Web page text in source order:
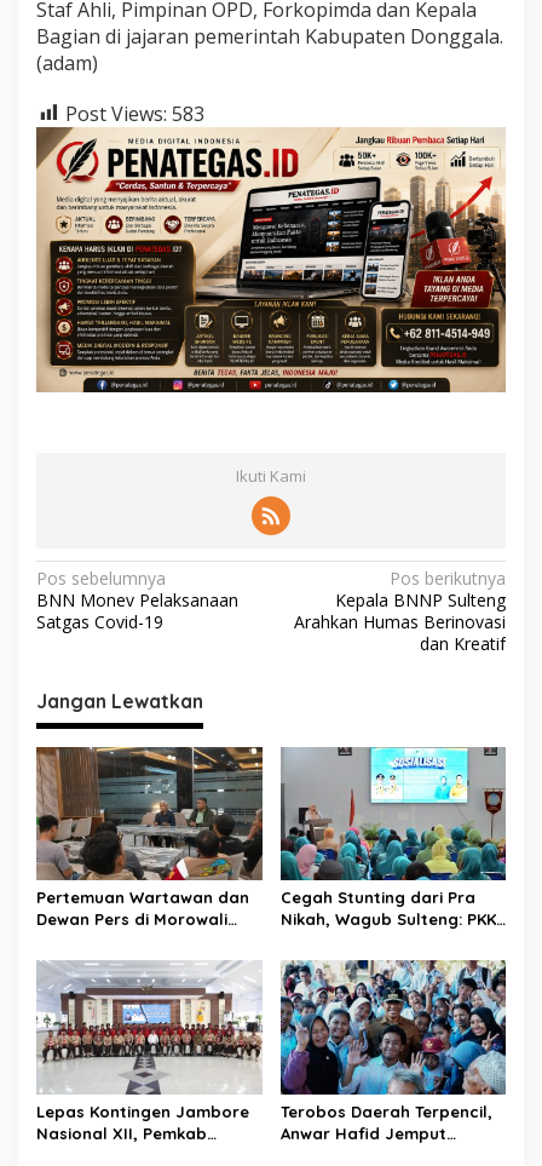
Staf Ahli, Pimpinan OPD, Forkopimda dan Kepala
Bagian di jajaran pemerintah Kabupaten Donggala.
(adam)
Post Views: 583
Ikuti Kami
N
a
i
g
a
s
i
p
o
s
Pos sebelumnya
BNN Monev Pelaksanaan
Satgas Covid-19
Pos berikutnya
Kepala BNNP Sulteng
Arahkan Humas Berinovasi
dan Kreatif
Jangan Lewatkan
Pertemuan Wartawan dan
Dewan Pers di Morowali
dan Peningkatan
Kompetensi Jurnalis
Cegah Stunting dari Pra
Nikah, Wagub Sulteng: PKK
Selamatkan Generasi Emas
Lepas Kontingen Jambore
Nasional XII, Pemkab
Terobos Daerah Terpencil,
Anwar Hafid Jemput